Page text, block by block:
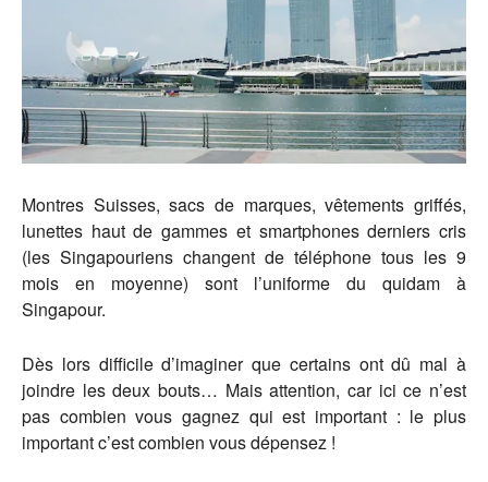
Montres Suisses, sacs de marques, vêtements griffés,
lunettes haut de gammes et smartphones derniers cris
(les Singapouriens changent de téléphone tous les 9
mois en moyenne) sont l’uniforme du quidam à
Singapour.
Dès lors difficile d’imaginer que certains ont dû mal à
joindre les deux bouts… Mais attention, car ici ce n’est
pas combien vous gagnez qui est important : le plus
important c’est combien vous dépensez !